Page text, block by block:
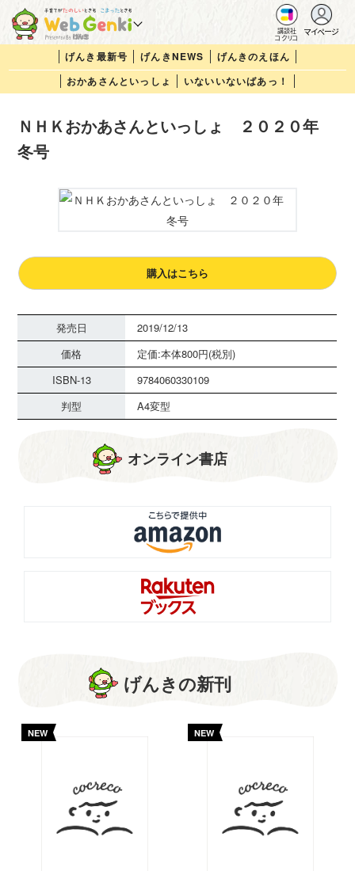
講談社
コクリコ
マイページ
げんき最新号 げんきNEWS
げんきのえほん
おかあさんといっしょ
いないいないばあっ！
ＮＨＫおかあさんといっしょ ２０２０年
冬号
購入はこちら
発売日
2019/12/13
価格
定価:本体800円(税別)
ISBN-13
9784060330109
判型
A4変型
オンライン書店
げんきの新刊
NEW NEW